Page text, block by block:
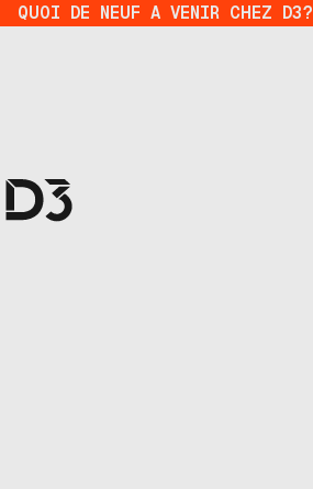
QUOI DE NEUF A VENIR CHEZ D3?